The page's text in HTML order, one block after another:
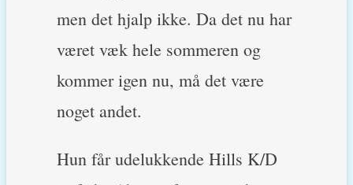
men det hjalp ikke. Da det nu har
været væk hele sommeren og
kommer igen nu, må det være
noget andet.
Hun får udelukkende Hills K/D